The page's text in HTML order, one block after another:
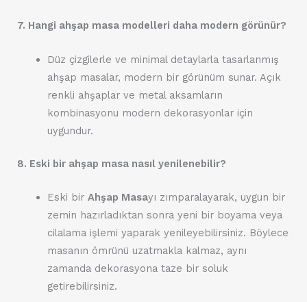
7. Hangi ahşap masa modelleri daha modern görünür?
Düz çizgilerle ve minimal detaylarla tasarlanmış
ahşap masalar, modern bir görünüm sunar. Açık
renkli ahşaplar ve metal aksamların
kombinasyonu modern dekorasyonlar için
uygundur.
8. Eski bir ahşap masa nasıl yenilenebilir?
Eski bir Ahşap Masayı zımparalayarak, uygun bir
zemin hazırladıktan sonra yeni bir boyama veya
cilalama işlemi yaparak yenileyebilirsiniz. Böylece
masanın ömrünü uzatmakla kalmaz, aynı
zamanda dekorasyona taze bir soluk
getirebilirsiniz.